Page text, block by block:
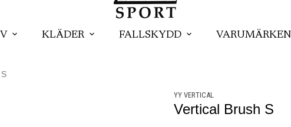
KLÄDER FALLSKYDD VARUMÄRKEN
YY VERTICAL
Vertical Brush S